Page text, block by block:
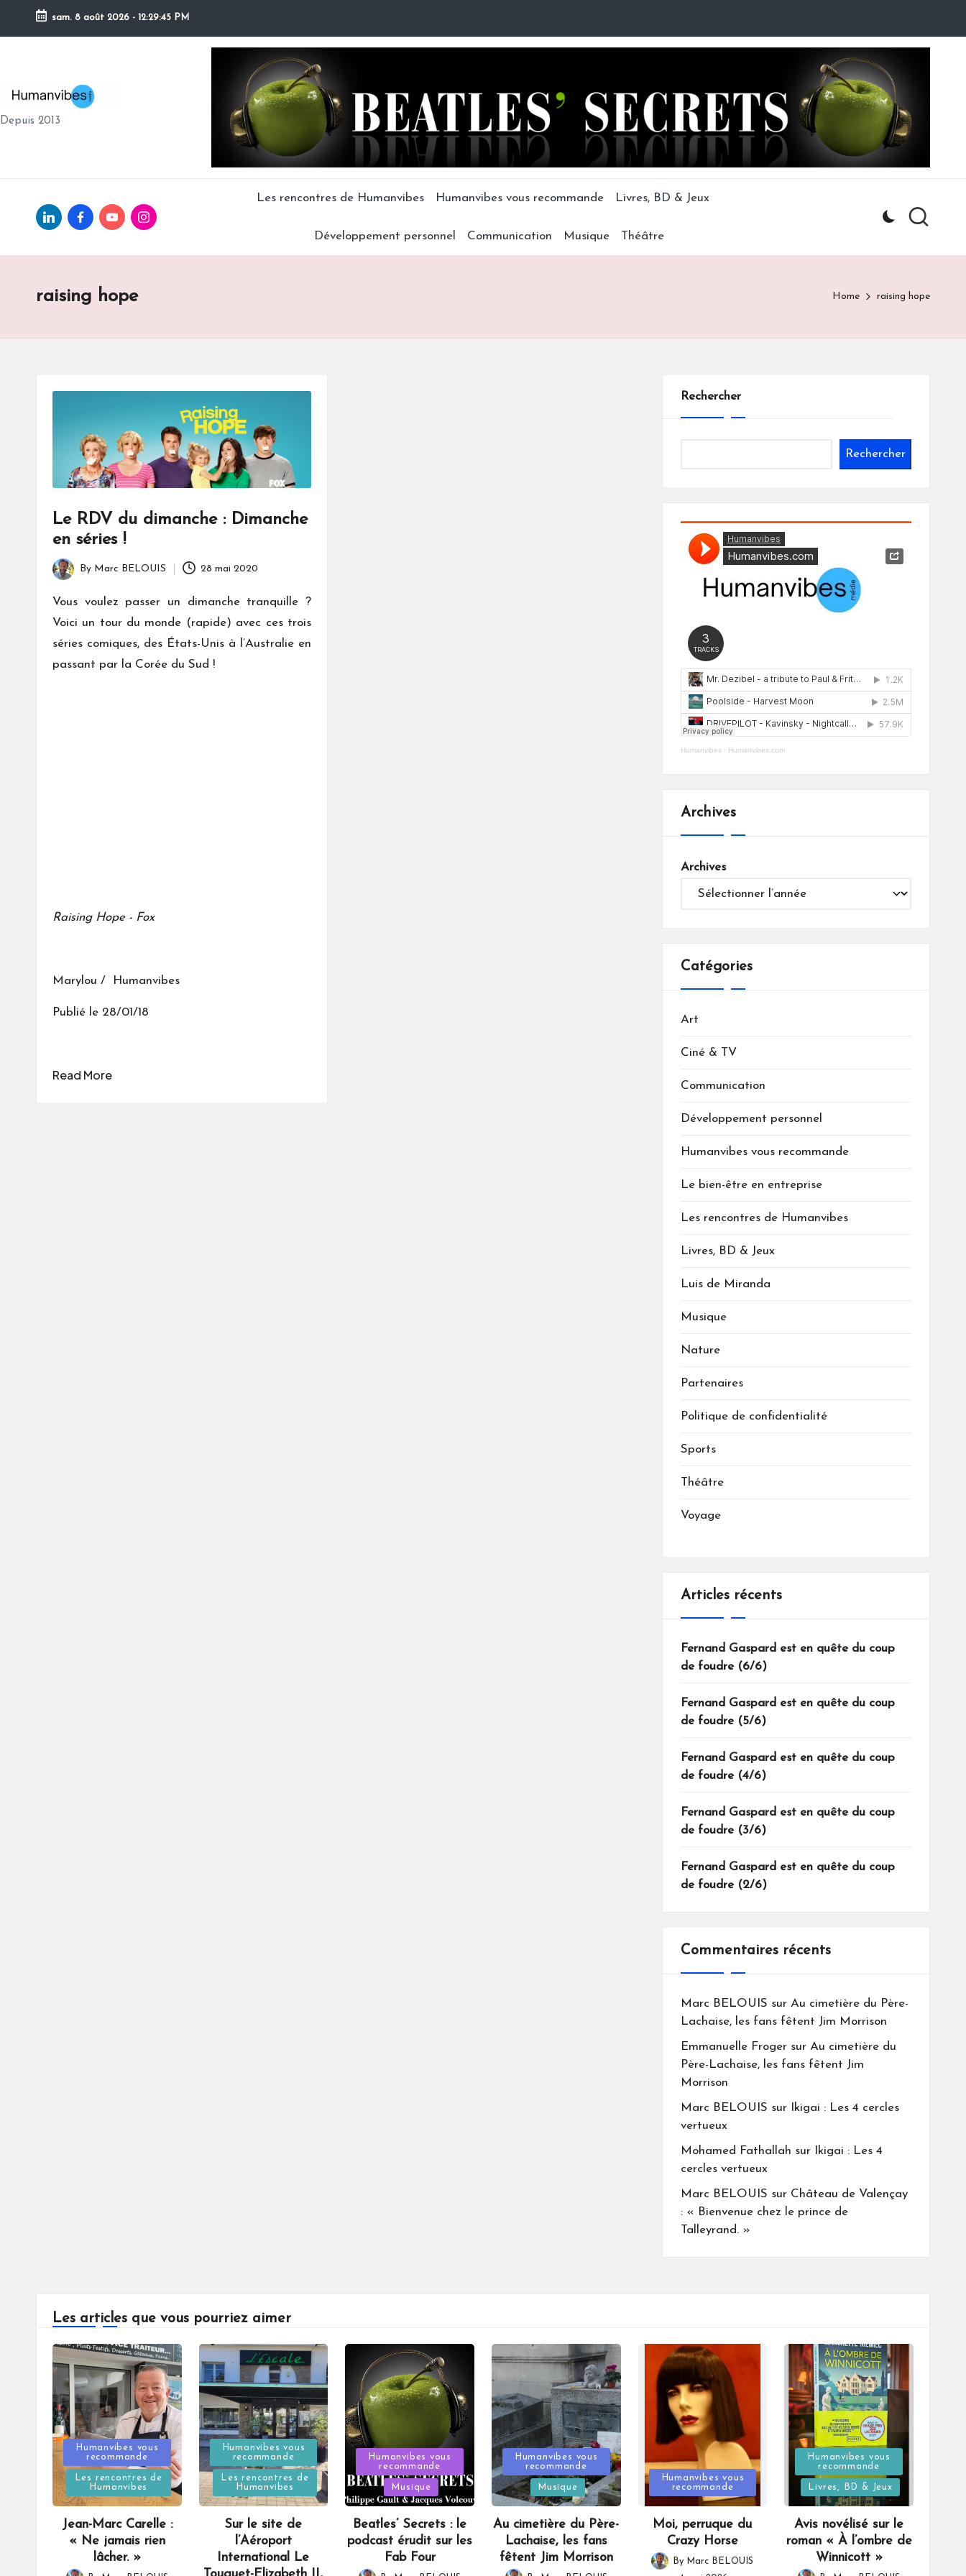
Skip
sam. 8 août 2026 - 12:29:46 PM
H
U
V
Depuis 2013
Linkedin.comfacebook.com
Youtube.comInstagram.com
Les rencontres de Humanvibes Humanvibes vous recommande Livres, BD & Jeux
Développement personnel Communication Musique Théâtre
raising hope Home raising hope
Le RDV du dimanche : Dimanche
en séries !
Posted
by
By Marc BELOUIS 28 mai 2020
Vous voulez passer un dimanche tranquille ?
Voici un tour du monde (rapide) avec ces trois
séries comiques, des États-Unis à l’Australie en
passant par la Corée du Sud !
Raising Hope - Fox
Marylou / Humanvibes
Publié le 28/01/18
Read More
Rechercher
Rechercher
Humanvibes· Humanvibes.com
Archives
Archives
Catégories
Art
Ciné & TV
Communication
Développement personnel
Humanvibes vous recommande
Le bien-être en entreprise
Les rencontres de Humanvibes
Livres, BD & Jeux
Luis de Miranda
Musique
Nature
Partenaires
Politique de confidentialité
Sports
Théâtre
Voyage
Articles récents
Fernand Gaspard est en quête du coup
de foudre (6/6)
Fernand Gaspard est en quête du coup
de foudre (5/6)
Fernand Gaspard est en quête du coup
de foudre (4/6)
Fernand Gaspard est en quête du coup
de foudre (3/6)
Fernand Gaspard est en quête du coup
de foudre (2/6)
Commentaires récents
Marc BELOUIS sur Au cimetière du Père-
Lachaise, les fans fêtent Jim Morrison
Emmanuelle Frogersur Au cimetière du
Père-Lachaise, les fans fêtent Jim
Morrison
Marc BELOUIS sur
Ikigai : Les 4 cercles
vertueux
Mohamed Fathallah sur
Ikigai : Les 4
cercles vertueux
Marc BELOUIS sur Château de Valençay
: « Bienvenue chez le prince de
Talleyrand. »
Les articles que vous pourriez aimer
Posted
in
Humanvibes vous
recommande
Les rencontres de
Humanvibes
Jean-Marc Carelle :
« Ne jamais rien
lâcher. »
Posted
in
Humanvibes vous
recommande
Les rencontres de
Humanvibes
Sur le site de
l’Aéroport
International Le
Posted
in
Humanvibes vous
recommande
Musique
Beatles’ Secrets : le
podcast érudit sur les
Fab Four
Posted
in
Humanvibes vous
recommande
Musique
Au cimetière du Père-
Lachaise, les fans
fêtent Jim Morrison
Posted
in
Humanvibes vous
recommande
Moi, perruque du
Crazy Horse
Posted
By Marc BELOUIS
Posted
in
Humanvibes vous
recommande
Livres, BD & Jeux
Avis novélisé sur le
roman « À l’ombre de
Winnicott »